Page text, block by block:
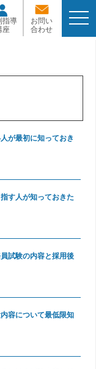
指導
座
お問い
合わせ
t
o
g
n
が最初に知っておき
す人が知っておきた
試験の内容と採用後
容について最低限知